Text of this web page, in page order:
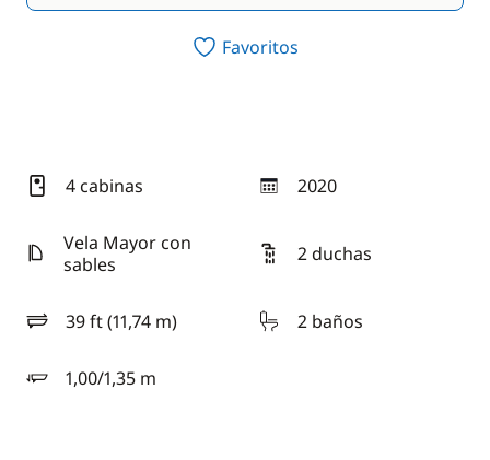
Favoritos
4 cabinas 2020
año
Vela Mayor con
sables
2 duchas
39 ft (11,74 m)
eslora 2 baños
1,00/1,35 m
calado